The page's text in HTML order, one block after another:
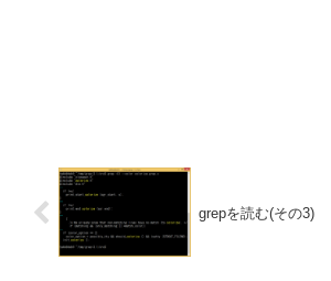
grepを読む(その3)